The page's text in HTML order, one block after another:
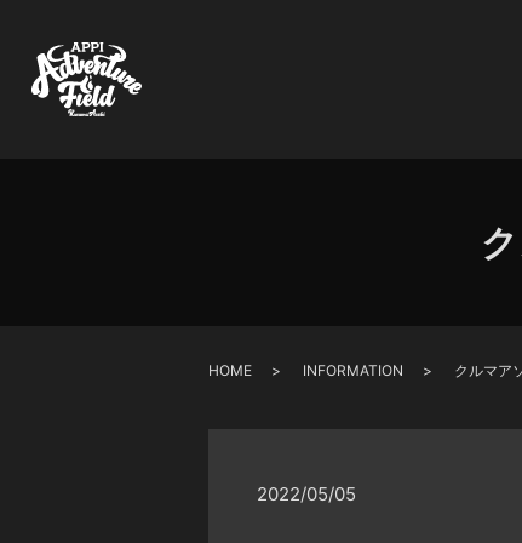
HOME INFORMATION クルマア
2022/05/05